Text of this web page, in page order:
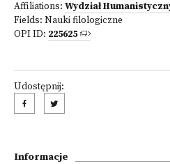
Affiliations: Wydział
Fields: Nauki filologiczne
OPI ID: 225625
Udostępnij:
Informacje